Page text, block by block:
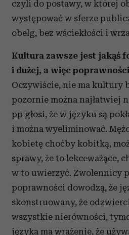
czyli do postawy, w której
występować w sferze
obelg, bez wściekłości i
Kultura zawsze jest jakąś
i dużej, a więc
Oczywiście, nie ma kultury
pozornie można najłatwiej
pp głosi, że w języku są
i można wyeliminować.
kobietę choćby kobitką,
sprawy, że to lekceważące,
w to uwierzyć. Zwolennicy
poprawności dowodzą, że
skonstruowany, że
wszystkie nierówności,
języka ma wrażenie, że